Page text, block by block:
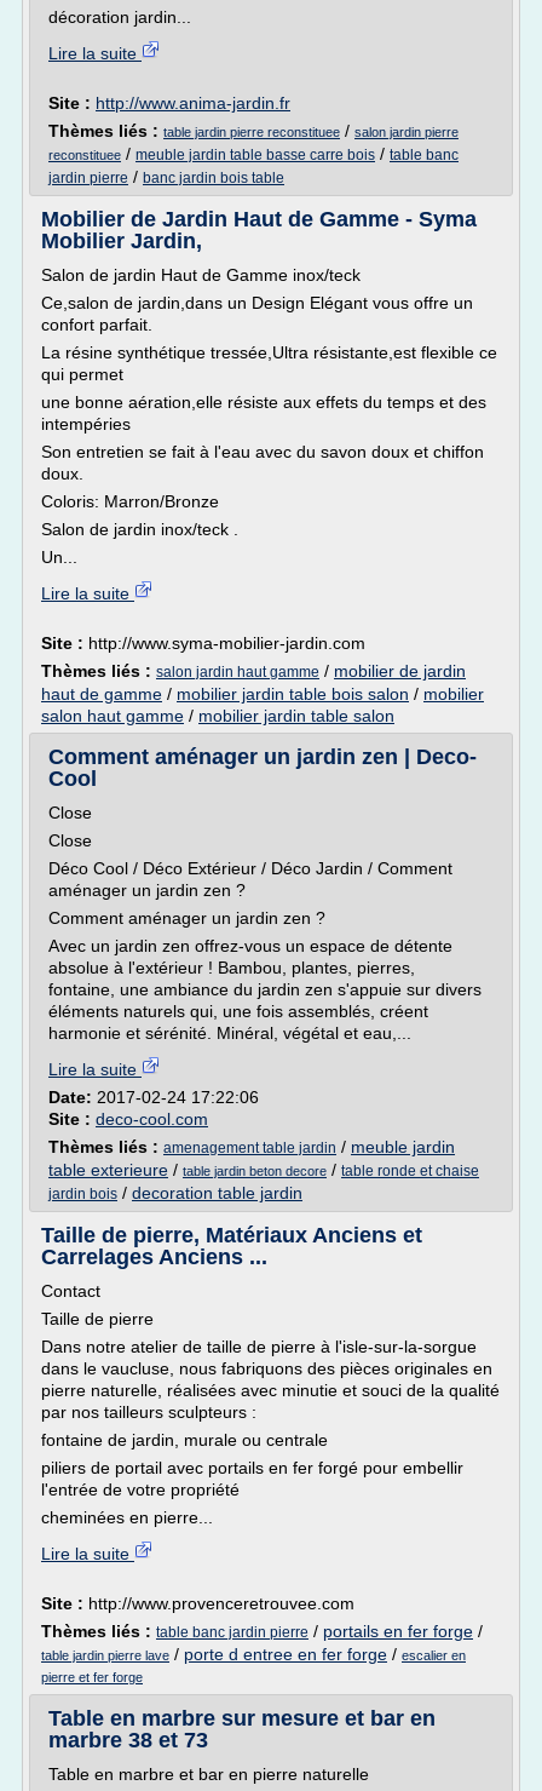
décoration jardin...
Lire la suite
Site : http://www.anima-jardin.fr
Thèmes liés : table jardin pierre reconstituee / salon jardin pierre
reconstituee / meuble jardin table basse carre bois / table banc
jardin pierre / banc jardin bois table
Mobilier de Jardin Haut de Gamme - Syma
Mobilier Jardin,
Salon de jardin Haut de Gamme inox/teck
Ce,salon de jardin,dans un Design Elégant vous offre un
confort parfait.
La résine synthétique tressée,Ultra résistante,est flexible ce
qui permet
une bonne aération,elle résiste aux effets du temps et des
intempéries
Son entretien se fait à l'eau avec du savon doux et chiffon
doux.
Coloris: Marron/Bronze
Salon de jardin inox/teck .
Un...
Lire la suite
Site : http://www.syma-mobilier-jardin.com
Thèmes liés : salon jardin haut gamme / mobilier de jardin
haut de gamme / mobilier jardin table bois salon / mobilier
salon haut gamme / mobilier jardin table salon
Comment aménager un jardin zen | Deco-
Cool
Close
Close
Déco Cool / Déco Extérieur / Déco Jardin / Comment
aménager un jardin zen ?
Comment aménager un jardin zen ?
Avec un jardin zen offrez-vous un espace de détente
absolue à l'extérieur ! Bambou, plantes, pierres,
fontaine, une ambiance du jardin zen s'appuie sur divers
éléments naturels qui, une fois assemblés, créent
harmonie et sérénité. Minéral, végétal et eau,...
Lire la suite
Date: 2017-02-24 17:22:06
Site : deco-cool.com
Thèmes liés : amenagement table jardin / meuble jardin
table exterieure / table jardin beton decore / table ronde et chaise
jardin bois / decoration table jardin
Taille de pierre, Matériaux Anciens et
Carrelages Anciens ...
Contact
Taille de pierre
Dans notre atelier de taille de pierre à l'isle-sur-la-sorgue
dans le vaucluse, nous fabriquons des pièces originales en
pierre naturelle, réalisées avec minutie et souci de la qualité
par nos tailleurs sculpteurs :
fontaine de jardin, murale ou centrale
piliers de portail avec portails en fer forgé pour embellir
l'entrée de votre propriété
cheminées en pierre...
Lire la suite
Site : http://www.provenceretrouvee.com
Thèmes liés : table banc jardin pierre / portails en fer forge /
table jardin pierre lave / porte d entree en fer forge / escalier en
pierre et fer forge
Table en marbre sur mesure et bar en
marbre 38 et 73
Table en marbre et bar en pierre naturelle